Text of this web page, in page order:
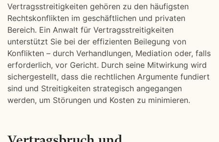
Vertragsstreitigkeiten gehören zu den häufigsten
Rechtskonflikten im geschäftlichen und privaten
Bereich. Ein Anwalt für Vertragsstreitigkeiten
unterstützt Sie bei der effizienten Beilegung von
Konflikten – durch Verhandlungen, Mediation oder, falls
erforderlich, vor Gericht. Durch seine Mitwirkung wird
sichergestellt, dass die rechtlichen Argumente fundiert
sind und Streitigkeiten strategisch angegangen
werden, um Störungen und Kosten zu minimieren.